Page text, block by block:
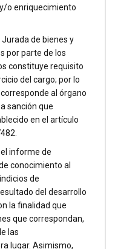
o enriquecimiento
de bienes y
por parte de los
constituye requisito
del cargo; por lo
al órgano
sanción que
en el artículo
informe de
conocimiento al
de
del desarrollo
la finalidad que
que correspondan,
las
lugar. Asimismo,